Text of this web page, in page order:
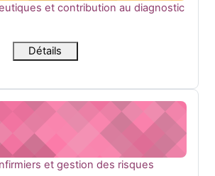
et contribution au diagnostic
Détails
et gestion des risques
et gestion des risques